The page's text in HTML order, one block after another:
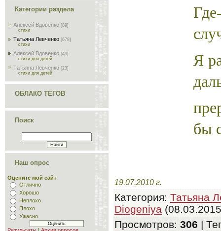
Категории раздела
Алексей Вдовенко [89]
стихи
Татьяна Левченко [678]
стихи
Алексей Вдовенко [43]
стихи для детей
Татьяна Левченко [23]
стихи для детей
ОБЛАКО ТЕГОВ
Поиск
Наш опрос
Оцените мой сайт
Отлично
Хорошо
Неплохо
Плохо
Ужасно
Я
бы
19.07.2010 г.
Категория: Татьяна
Diogeniya
Просмотров: 306 |